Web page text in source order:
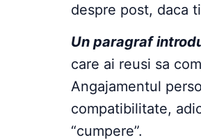
despre post, daca
Un paragraf
care ai reusi sa
Angajamentul
compatibilitate,
“cumpere”.